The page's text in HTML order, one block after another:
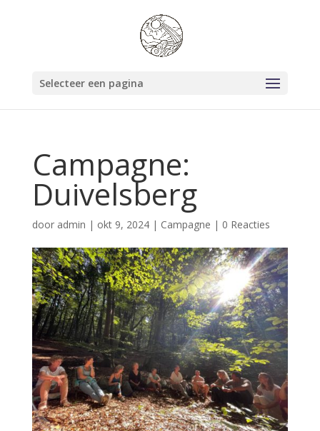
Selecteer een pagina
Campagne:
Duivelsberg
door admin | okt 9, 2024| Campagne | 0 Reacties